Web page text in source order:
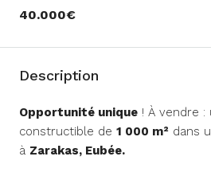
40.000€
Description
Opportunité unique ! À vendre :
constructible de 1 000 m² dans
à Zarakas, Eubée.